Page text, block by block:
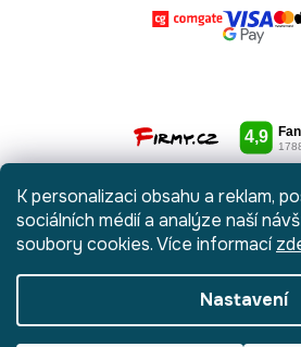
K personalizaci obsahu a reklam,
sociálních médií a analýze naší
soubory cookies. Více informací
Nastavení